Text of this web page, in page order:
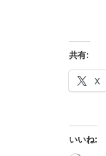
共有:
X
いいね: